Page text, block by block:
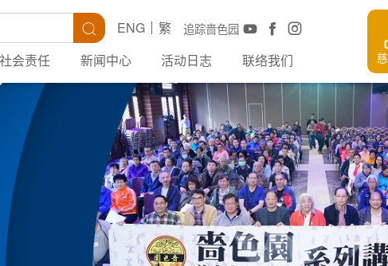
搜寻 追踪啬色园
ENG
繁
社会责任 新闻中心 活动日志 联络我们